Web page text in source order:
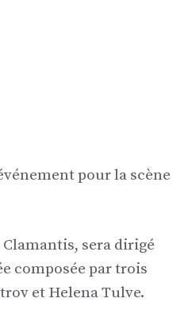
pour la scène
sera dirigé
composée par trois
et Helena Tulve.